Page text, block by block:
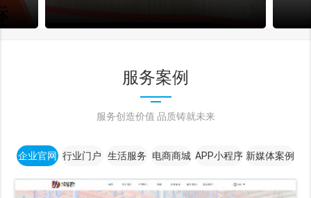
服务案例
服务创造价值 品质铸就未来
企业官网 行业门户 生活服务 电商商城 APP小程序 新媒体案例